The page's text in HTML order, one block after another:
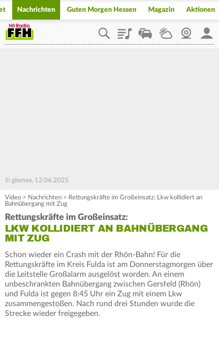
Nachrichten Guten Morgen Hessen Magazin Aktionen
PlaylistStaupilotWetterWebcam
© glomex, 12.06.2025
Video > Nachrichten > Rettungskräfte im Großeinsatz: Lkw kollidiert an
Bahnübergang mit Zug
Rettungskräfte im Großeinsatz:
LKW KOLLIDIERT AN BAHNÜBERGANG
MIT ZUG
Schon wieder ein Crash mit der Rhön-Bahn! Für die
Rettungskräfte im Kreis Fulda ist am Donnerstagmorgen über
die Leitstelle Großalarm ausgelöst worden. An einem
unbeschrankten Bahnübergang zwischen Gersfeld (Rhön)
und Fulda ist gegen 8:45 Uhr ein Zug mit einem Lkw
zusammengestoßen. Nach rund drei Stunden wurde die
Strecke wieder freigegeben.